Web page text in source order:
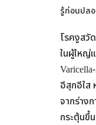
รู้ก่อนปล
โรคงูสวั
ในผู้ใหญ่
อีสุกอีใส
จากร่าง
กระตุ้นขึ้